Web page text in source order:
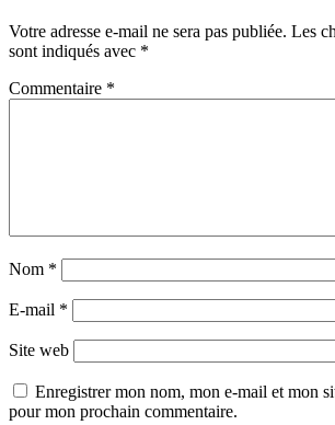
Votre adresse e-mail ne sera pas publiée. Les
sont indiqués avec *
Commentaire *
Nom *
E-mail *
Site web
Enregistrer mon nom, mon e-mail et mon
pour mon prochain commentaire.